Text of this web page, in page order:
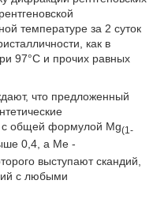
температуре за 2 суток
как в
97°С и прочих равных
что предложенный
с общей формулой Mg(1-
0,4, a Me -
выступают скандий,
с любыми